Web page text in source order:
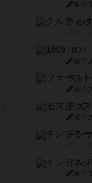
紹介
クル
1809
紹介
紹介
モズ
紹介
テン
イン
紹介